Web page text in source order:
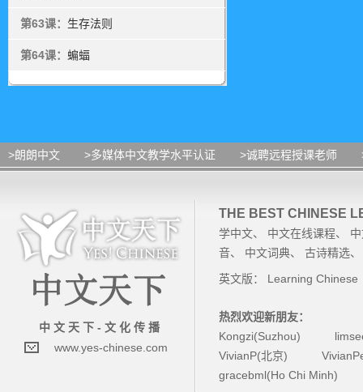
第63课： 生存法则
第64课： 蝙蝠
>朗朗中文 >多媒体中文教学水平认证 >诚聘远程授课老师
中 文 天 下 - 文 化 传 播
www.yes-chinese.com
THE BEST CHINESE
学中文、 中文在线课程、
音、 中文词典、 古诗精选
英文版： Learning Chinese
热烈欢迎新朋友：
Kongzi(Suzhou)
VivianP(北京)
gracebml(Ho Chi Minh)